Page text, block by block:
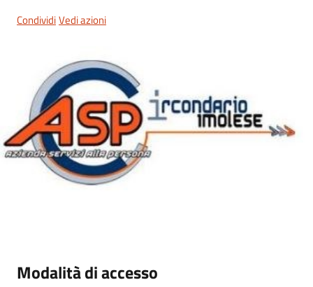
Servizi
Novità
Documenti
e
utili
CondividiVedi azioni
Modalità di accesso